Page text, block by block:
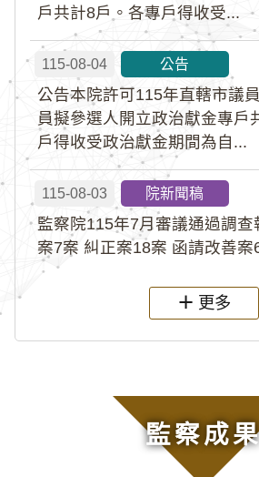
戶共計8戶。各專戶得收受...
115-08-04 公告
公告本院許可115年直轄市議
員擬參選人開立政治獻金專戶
戶得收受政治獻金期間為自...
115-08-03 院新聞稿
監察院115年7月審議通過調查
案7案 糾正案18案 函請改善案
更多
監察成